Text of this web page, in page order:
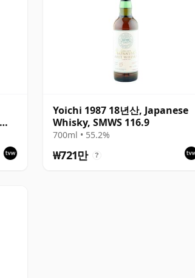
Yoichi 1987 18년산, Japanese
Whisky, SMWS 116.9
700ml • 55.2%
₩721만 ?